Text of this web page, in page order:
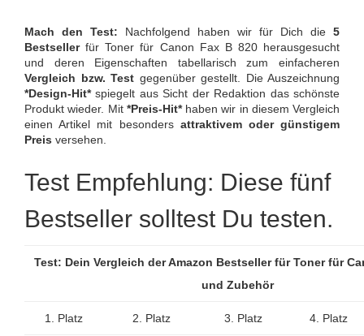
Mach den Test: Nachfolgend haben wir für Dich die 5
Bestsellerfür Toner für Canon Fax B 820 herausgesucht
und deren Eigenschaften tabellarisch zum einfacheren
Vergleich bzw. Test gegenüber gestellt. Die Auszeichnung
*Design-Hit*spiegelt aus Sicht der Redaktion das schönste
Produkt wieder. Mit *Preis-Hit*haben wir in diesem Vergleich
einen Artikel mit besonders attraktivem oder günstigem
Preis versehen.
Test Empfehlung: Diese fünf
Bestseller solltest Du testen.
Test: Dein Vergleich der Amazon Bestseller für Toner für
und Zubehör
1. Platz 2. Platz 3. Platz 4. Platz